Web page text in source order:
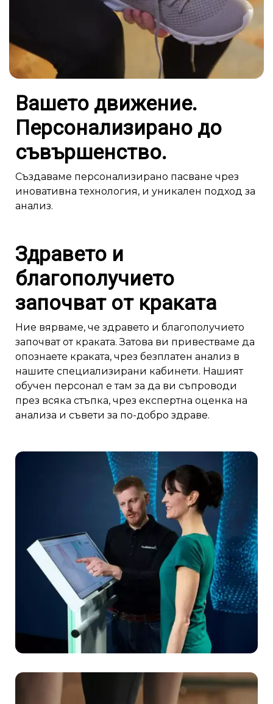
Вашето движение.
Персонализирано до
съвършенство.
Създаваме персонализирано пасване чрез
иновативна технология, и уникален подход за
анализ.
Здравето и
благополучието
започват от краката
Ние вярваме, че здравето и благополучието
започват от краката. Затова ви привестваме да
опознаете краката, чрез безплатен анализ в
нашите специализирани кабинети. Нашият
обучен персонал е там за да ви съпроводи
през всяка стъпка, чрез експертна оценка на
анализа и съвети за по-добро здраве.